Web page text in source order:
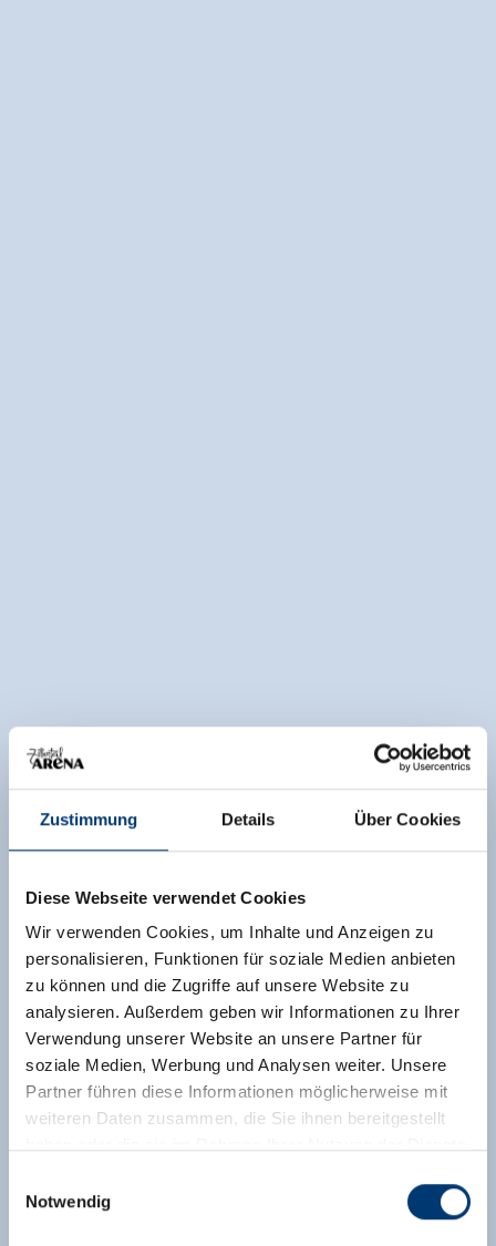
Zustimmung Details Über Cookies
Diese Webseite verwendet Cookies
Wir verwenden Cookies, um Inhalte und Anzeigen zu
personalisieren, Funktionen für soziale Medien anbieten
zu können und die Zugriffe auf unsere Website zu
analysieren. Außerdem geben wir Informationen zu Ihrer
Verwendung unserer Website an unsere Partner für
soziale Medien, Werbung und Analysen weiter. Unsere
Partner führen diese Informationen möglicherweise mit
weiteren Daten zusammen, die Sie ihnen bereitgestellt
Notwendig